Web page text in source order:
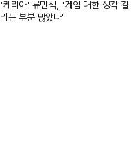
'케리아' 류민석, "게임 대한 생각 갈
리는 부분 많았다"